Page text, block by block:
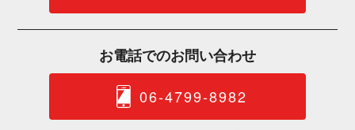
お電話でのお問 い 合 わ せ
06-4799-8982